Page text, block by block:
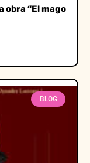
obra “El mago
BLOG